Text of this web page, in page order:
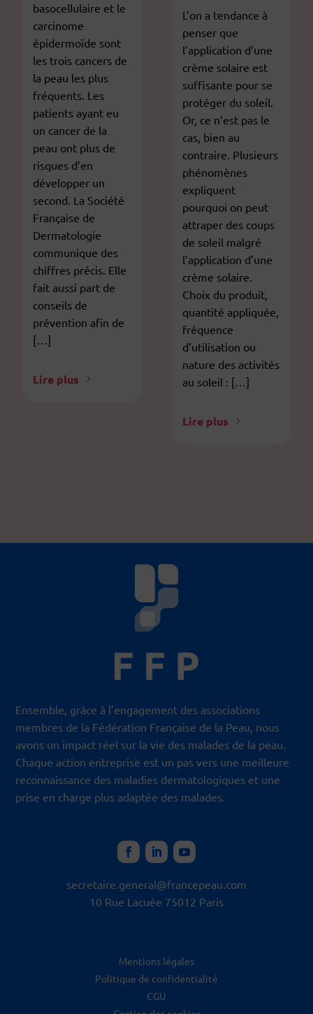
basocellulaire et le
carcinome
épidermoïde sont
les trois cancers de
la peau les plus
fréquents. Les
patients ayant eu
un cancer de la
peau ont plus de
risques d’en
développer un
second. La Société
Française de
Dermatologie
communique des
chiffres précis. Elle
fait aussi part de
conseils de
prévention afin de
[…]
Lire plus
L’on a tendance à
penser que
l’application d’une
crème solaire est
suffisante pour se
protéger du soleil.
Or, ce n’est pas le
cas, bien au
contraire. Plusieurs
phénomènes
expliquent
pourquoi on peut
attraper des coups
de soleil malgré
l’application d’une
crème solaire.
Choix du produit,
quantité appliquée,
fréquence
d’utilisation ou
nature des activités
au soleil : […]
Lire plus
Ensemble, grâce à l’engagement des associations
membres de la Fédération Française de la Peau, nous
avons un impact réel sur la vie des malades de la peau.
Chaque action entreprise est un pas vers une meilleure
reconnaissance des maladies dermatologiques et une
prise en charge plus adaptée des malades.
secretaire.general@francepeau. com
10 Rue Lacuée 75012 Paris
Mentions légales
Politique de confidentialité
CGU